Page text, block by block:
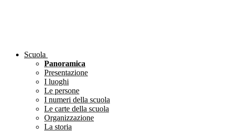
Scuola
Panoramica
Presentazione
I luoghi
Le persone
I numeri della scuola
Le carte della scuola
Organizzazione
La storia